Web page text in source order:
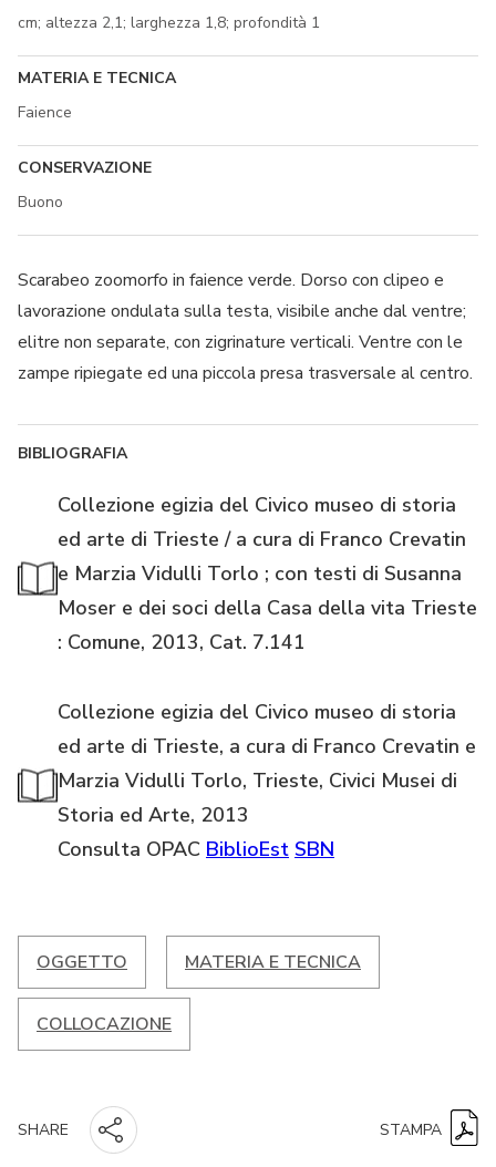
cm; altezza 2,1; larghezza 1,8; profondità 1
MATERIA E TECNICA
Faience
CONSERVAZIONE
Buono
Scarabeo zoomorfo in faience verde. Dorso con clipeo e
lavorazione ondulata sulla testa, visibile anche dal ventre;
elitre non separate, con zigrinature verticali. Ventre con le
zampe ripiegate ed una piccola presa trasversale al centro.
BIBLIOGRAFIA
Collezione egizia del Civico museo di storia
ed arte di Trieste / a cura di Franco Crevatin
e Marzia Vidulli Torlo ; con testi di Susanna
Moser e dei soci della Casa della vita Trieste
: Comune, 2013, Cat. 7.141
Collezione egizia del Civico museo di storia
ed arte di Trieste, a cura di Franco Crevatin e
Marzia Vidulli Torlo, Trieste, Civici Musei di
Storia ed Arte, 2013
Consulta OPAC BiblioEst SBN
OGGETTO MATERIA E TECNICA
COLLOCAZIONE
SHARE STAMPA